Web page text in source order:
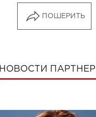
ПОШЕРИТЬ
НОВОСТИ